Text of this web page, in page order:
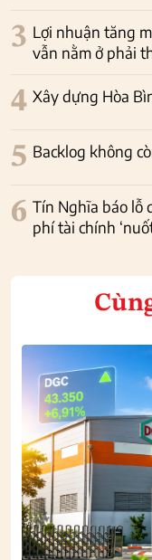
3 Lợi nhuận tăng
vẫn nằm ở phải
4 Xây dựng Hòa
5 Backlog không
6 Tín Nghĩa báo lỗ
phí tài chính